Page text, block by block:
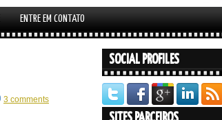
ENTRE EM CONTATO
3 comments
SOCIAL PROFILES